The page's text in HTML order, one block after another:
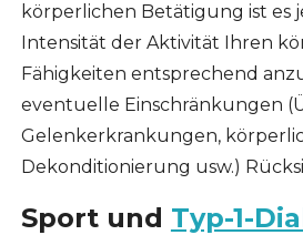
körperlichen Betätigung ist es
Intensität der Aktivität Ihren
Fähigkeiten entsprechend
eventuelle Einschränkungen
Gelenkerkrankungen,
Dekonditionierung usw.)
Sport und Typ-1-